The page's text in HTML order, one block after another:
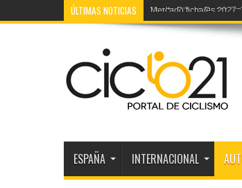
ÚLTIMAS NOTICIAS Mercado fichajes 2027:
ESPAÑA INTERNACIONAL